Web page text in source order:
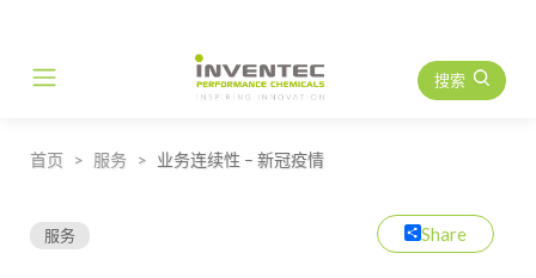
Main Navigation 搜索
首页 服务 业务连续性 – 新冠疫情
服务 Share